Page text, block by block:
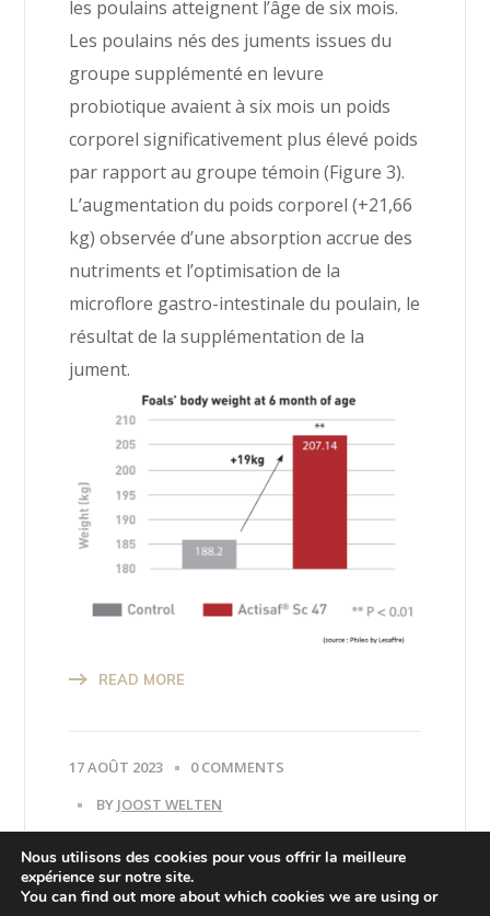
les poulains atteignent l’âge de six mois.
Les poulains nés des juments issues du
groupe supplémenté en levure
probiotique avaient à six mois un poids
corporel significativement plus élevé poids
par rapport au groupe témoin (Figure 3).
L’augmentation du poids corporel (+21,66
kg) observée d’une absorption accrue des
nutriments et l’optimisation de la
microflore gastro-intestinale du poulain, le
résultat de la supplémentation de la
jument.
READ MORE
17 AOÛT 2023
0 COMMENTS
BY JOOST WELTEN
Nous utilisons des cookies pour vous offrir la meilleure
expérience sur notre site.
You can find out more about which cookies we are using or